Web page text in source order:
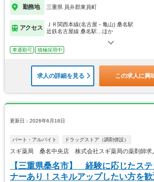
勤務地 三重県 員弁郡東員町
アクセス
ＪＲ関西本線(名古屋－亀山) 桑名駅
近鉄名古屋線 桑名駅…ほか
車通勤可 積極採用中
求人の詳細を見る この求人に興
更新日：2026年6月18日
パート・アルバイト ドラッグストア（調剤併設）
スギ薬局 桑名中央店 株式会社スギ薬局の薬剤師求
【三重県桑名市】 経験に応じたステ
ナーあり！スキルアップしたい方を歓